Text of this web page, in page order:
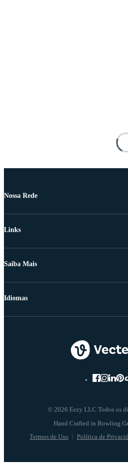
Nossa Rede
Links
Saiba Mais
© 2026 Eezy LLC Todos os
Termos de Uso Política de
Idiomas